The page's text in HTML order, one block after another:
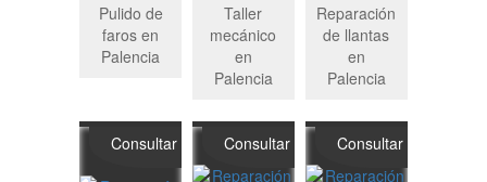
Pulido de
faros en
Palencia
Taller
mecánico
en
Palencia
Reparación
de llantas
en
Palencia
Consultar Consultar Consultar